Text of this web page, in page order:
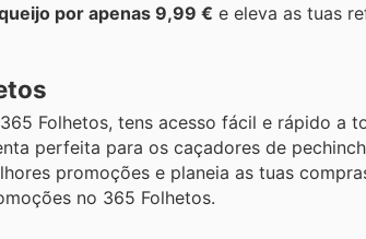
por apenas 9,99 € e eleva as tuas
Folhetos, tens acesso fácil e rápido a
perfeita para os caçadores de
promoções e planeia as tuas
no 365 Folhetos.